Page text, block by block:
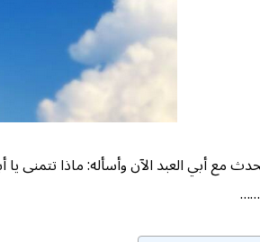
مع أبي العبد الآن وأسأله: ماذا